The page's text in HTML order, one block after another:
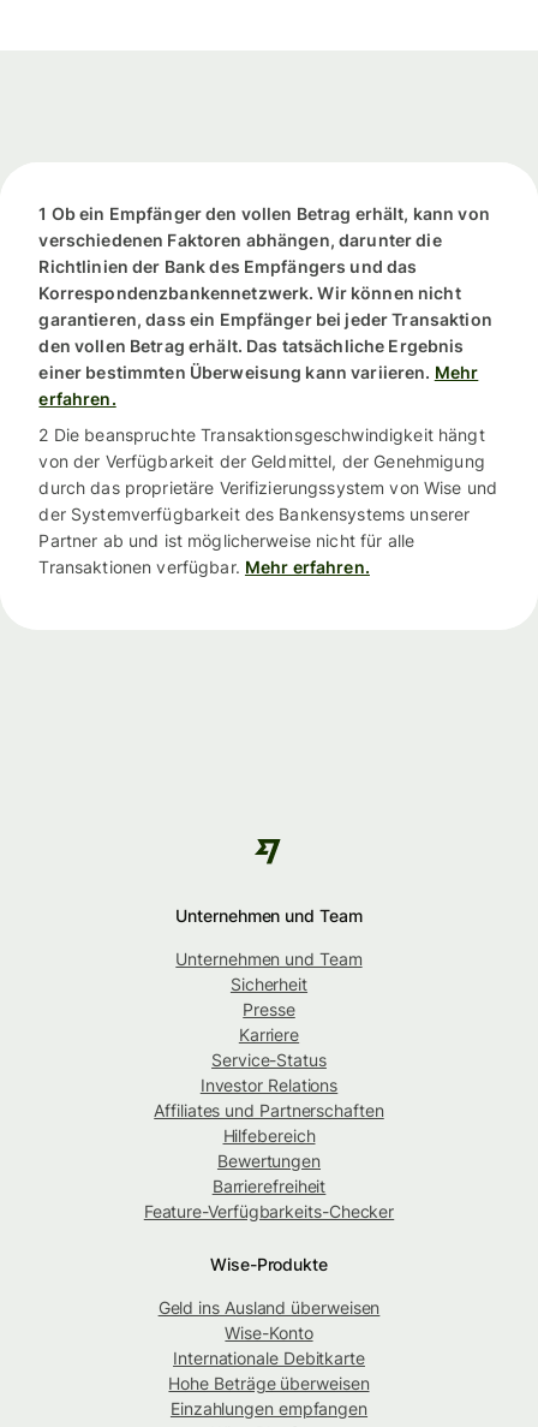
1 Ob ein Empfänger den vollen Betrag erhält, kann von
verschiedenen Faktoren abhängen, darunter die
Richtlinien der Bank des Empfängers und das
Korrespondenzbankennetzwerk. Wir können nicht
garantieren, dass ein Empfänger bei jeder Transaktion
den vollen Betrag erhält. Das tatsächliche Ergebnis
einer bestimmten Überweisung kann variieren. Mehr
erfahren.
2 Die beanspruchte Transaktionsgeschwindigkeit hängt
von der Verfügbarkeit der Geldmittel, der Genehmigung
durch das proprietäre Verifizierungssystem von Wise und
der Systemverfügbarkeit des Bankensystems unserer
Partner ab und ist möglicherweise nicht für alle
Transaktionen verfügbar. Mehr erfahren.
Unternehmen und Team
Unternehmen und Team
Sicherheit
Presse
Karriere
Service-Status
Investor Relations
Affiliates und Partnerschaften
Hilfebereich
Bewertungen
Barrierefreiheit
Feature-Verfügbarkeits-Checker
Wise-Produkte
Geld ins Ausland überweisen
Wise-Konto
Internationale Debitkarte
Hohe Beträge überweisen
Einzahlungen empfangen